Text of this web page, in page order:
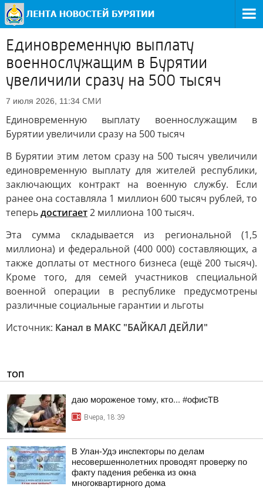
Единовременную выплату
военнослужащим в Бурятии
увеличили сразу на 500 тысяч
7 июля 2026, 11:34 СМИ
Единовременную выплату военнослужащим в
Бурятии увеличили сразу на 500 тысяч
В Бурятии этим летом сразу на 500 тысяч увеличили
единовременную выплату для жителей республики,
заключающих контракт на военную службу. Если
ранее она составляла 1 миллион 600 тысяч рублей, то
теперьдостигает2 миллиона 100 тысяч.
Эта сумма складывается из региональной (1,5
миллиона) и федеральной (400 000) составляющих, а
также доплаты от местного бизнеса (ещё 200 тысяч).
Кроме того, для семей участников специальной
военной операции в республике предусмотрены
различные социальные гарантии и льготы
Источник: Канал в МАКС "БАЙКАЛ ДЕЙЛИ"
ТОП
даю мороженое тому, кто... #офисТВ
Вчера, 18:39
В Улан-Удэ инспекторы по делам
несовершеннолетних проводят проверку по
факту падения ребенка из окна
многоквартирного дома